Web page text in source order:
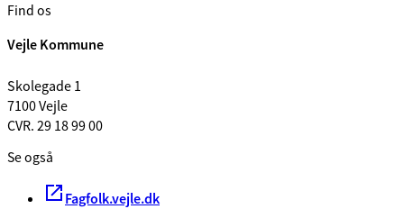
Find os
Vejle Kommune
Skolegade 1
7100 Vejle
CVR. 29 18 99 00
Se også
Fagfolk.vejle.dk